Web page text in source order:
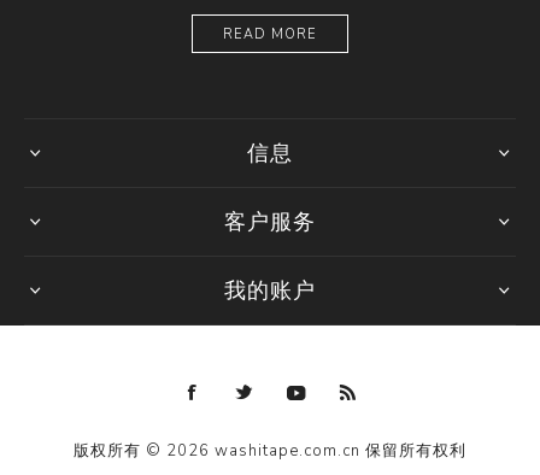
READ MORE
信息
客户服务
我的账户
版权所有 © 2026 washitape.com.cn 保留所有权利